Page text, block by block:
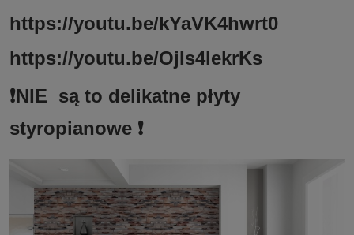
https://youtu.be/kYaVK4hwrt0
https://youtu.be/OjIs4lekrKs
❗️NIE są to delikatne płyty
styropianowe ❗️